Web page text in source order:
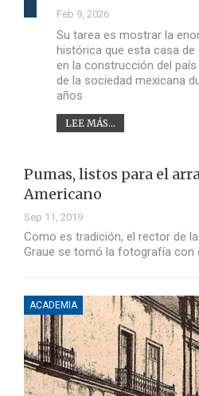
Feb 9, 2026
Su tarea es mostrar la
histórica que esta casa
en la construcción del
de la sociedad mexicana
años
LEE MÁS...
Pumas, listos para el
Americano
Sep 11, 2019
Como es tradición, el rector de
Graue se tomó la fotografía con
ACADEMIA